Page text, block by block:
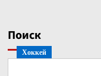
Поиск
Хоккей
Бобровский — о